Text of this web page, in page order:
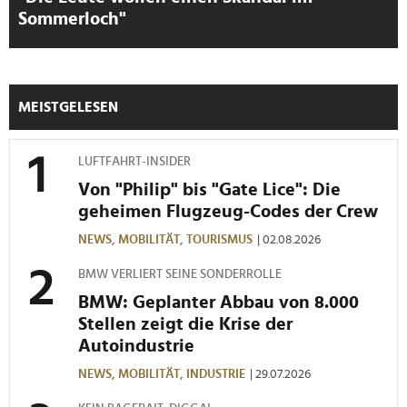
Verwendung unserer Website an unsere Partner für
haben oder die sie im Rahmen Ihrer Nutzung der Dienste
Sommerloch"
MEISTGELESEN
LUFTFAHRT-INSIDER
Von "Philip" bis "Gate Lice": Die
geheimen Flugzeug-Codes der Crew
NEWS, MOBILITÄT, TOURISMUS | 02.08.2026
BMW VERLIERT SEINE SONDERROLLE
BMW: Geplanter Abbau von 8.000
Stellen zeigt die Krise der
Autoindustrie
NEWS, MOBILITÄT, INDUSTRIE | 29.07.2026